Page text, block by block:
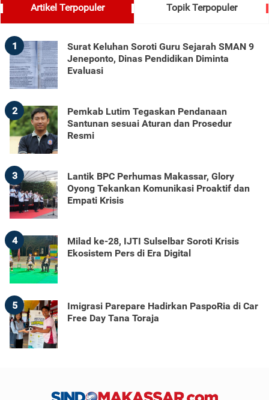
Artikel Terpopuler Topik Terpopuler
1
Surat Keluhan Soroti Guru Sejarah SMAN 9
Jeneponto, Dinas Pendidikan Diminta
Evaluasi
2
Pemkab Lutim Tegaskan Pendanaan
Santunan sesuai Aturan dan Prosedur
Resmi
3
Lantik BPC Perhumas Makassar, Glory
Oyong Tekankan Komunikasi Proaktif dan
Empati Krisis
4
Milad ke-28, IJTI Sulselbar Soroti Krisis
Ekosistem Pers di Era Digital
5
Imigrasi Parepare Hadirkan PaspoRia di Car
Free Day Tana Toraja